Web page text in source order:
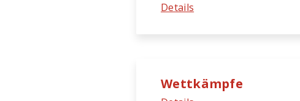
Details
Wettkämpfe